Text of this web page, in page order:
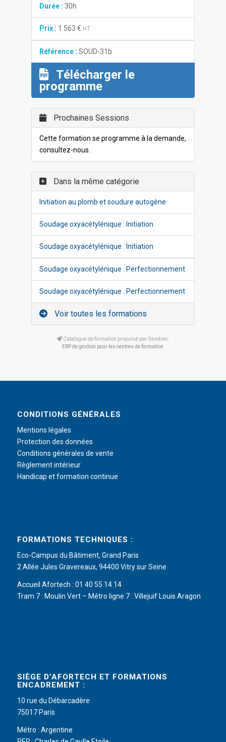
Durée : 30h
Prix : 1 563 € HT
Référence : SOUD-31b
Télécharger le
programme
Prochaines Sessions
Cette formation se programme à la demande,
consultez-nous.
Dans la même catégorie
Initiation au plomb et soudure autogène
Soudage oxyacétylénique : Initiation
Soudage oxyacétylénique : Initiation
Soudage oxyacétylénique : Perfectionnement
Soudage oxyacétylénique : Perfectionnement
Voir toutes les formations
Catalogue de formation propulsé par Dendreo,
ERP de gestion pour les centres de formation
CONDITIONS GÉNÉRALES
Mentions légales
Protection des données
Conditions générales de vente
Règlement intérieur
Handicap et formation continue
FORMATIONS TECHNIQUES :
Eco-Campus du Bâtiment, Grand Paris
2 Allée Jules Gravereaux, 94400 Vitry sur Seine
Accueil Afortech : 01 40 55 14 14
Tram 7 : Moulin Vert – Métro ligne 7 : Villejuif Louis Aragon
SIÈGE D’AFORTECH ET FORMATIONS
ENCADREMENT :
10 rue du Débarcadère
75017 Paris
Métro : Argentine